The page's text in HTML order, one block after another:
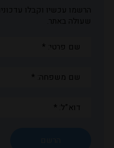
הרשמו עכשיו וקבלו
שעולה באתר.
פרטי:
משפחה:
דוא”ל: